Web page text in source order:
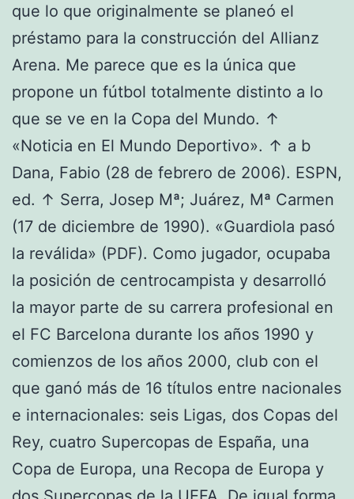
que lo que originalmente se planeó el
préstamo para la construcción del Allianz
Arena. Me parece que es la única que
propone un fútbol totalmente distinto a lo
que se ve en la Copa del Mundo. ↑
«Noticia en El Mundo Deportivo». ↑ a b
Dana, Fabio (28 de febrero de 2006). ESPN,
ed. ↑ Serra, Josep Mª; Juárez, Mª Carmen
(17 de diciembre de 1990). «Guardiola pasó
la reválida» (PDF). Como jugador, ocupaba
la posición de centrocampista y desarrolló
la mayor parte de su carrera profesional en
el FC Barcelona durante los años 1990 y
comienzos de los años 2000, club con el
que ganó más de 16 títulos entre nacionales
e internacionales: seis Ligas, dos Copas del
Rey, cuatro Supercopas de España, una
Copa de Europa, una Recopa de Europa y